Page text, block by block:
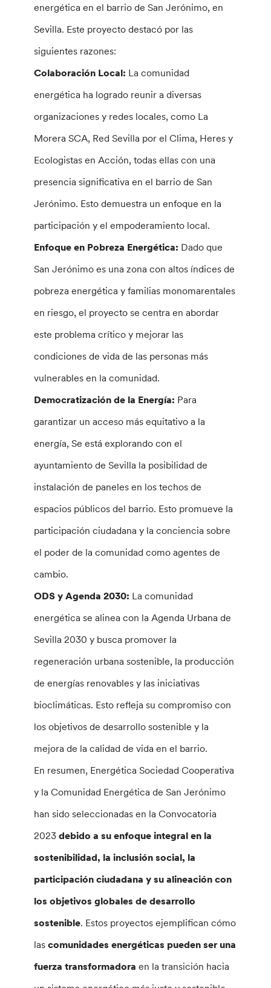
energética en el barrio de San Jerónimo, en
Sevilla. Este proyecto destacó por las
siguientes razones:
Colaboración Local: La comunidad
energética ha logrado reunir a diversas
organizaciones y redes locales, como La
Morera SCA, Red Sevilla por el Clima, Heres y
Ecologistas en Acción, todas ellas con una
presencia significativa en el barrio de San
Jerónimo. Esto demuestra un enfoque en la
participación y el empoderamiento local.
Enfoque en Pobreza Energética: Dado que
San Jerónimo es una zona con altos índices de
pobreza energética y familias monomarentales
en riesgo, el proyecto se centra en abordar
este problema crítico y mejorar las
condiciones de vida de las personas más
vulnerables en la comunidad.
Democratización de la Energía: Para
garantizar un acceso más equitativo a la
energía, Se está explorando con el
ayuntamiento de Sevilla la posibilidad de
instalación de paneles en los techos de
espacios públicos del barrio. Esto promueve la
participación ciudadana y la conciencia sobre
el poder de la comunidad como agentes de
cambio.
ODS y Agenda 2030: La comunidad
energética se alinea con la Agenda Urbana de
Sevilla 2030 y busca promover la
regeneración urbana sostenible, la producción
de energías renovables y las iniciativas
bioclimáticas. Esto refleja su compromiso con
los objetivos de desarrollo sostenible y la
mejora de la calidad de vida en el barrio.
En resumen, Energética Sociedad Cooperativa
y la Comunidad Energética de San Jerónimo
han sido seleccionadas en la Convocatoria
2023debido a su enfoque integral en la
sostenibilidad, la inclusión social, la
participación ciudadana y su alineación con
los objetivos globales de desarrollo
sostenible. Estos proyectos ejemplifican cómo
lascomunidades energéticas pueden ser una
fuerza transformadoraen la transición hacia